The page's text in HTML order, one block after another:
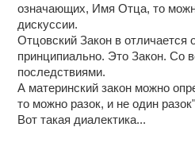
означающих, Имя Отца, то
дискуссии.
Отцовский Закон в отличается
принципиально. Это Закон. Со
последствиями.
А материнский закон можно
то можно разок, и не один
Вот такая диалектика...